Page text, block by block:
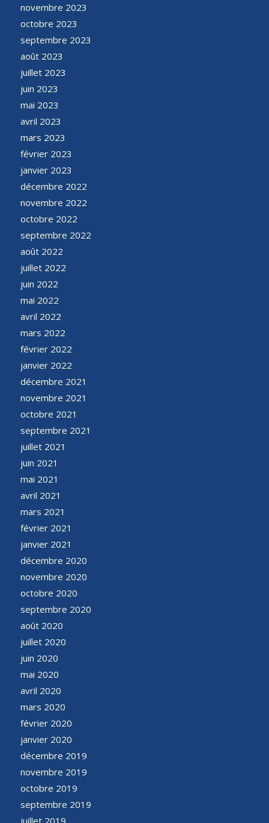
novembre 2023
octobre 2023
septembre 2023
août 2023
juillet 2023
juin 2023
mai 2023
avril 2023
mars 2023
février 2023
janvier 2023
décembre 2022
novembre 2022
octobre 2022
septembre 2022
août 2022
juillet 2022
juin 2022
mai 2022
avril 2022
mars 2022
février 2022
janvier 2022
décembre 2021
novembre 2021
octobre 2021
septembre 2021
juillet 2021
juin 2021
mai 2021
avril 2021
mars 2021
février 2021
janvier 2021
décembre 2020
novembre 2020
octobre 2020
septembre 2020
août 2020
juillet 2020
juin 2020
mai 2020
avril 2020
mars 2020
février 2020
janvier 2020
décembre 2019
novembre 2019
octobre 2019
septembre 2019
juillet 2019